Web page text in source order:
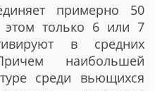
примерно 50
только 6 или 7
в средних
наибольшей
среди вьющихся